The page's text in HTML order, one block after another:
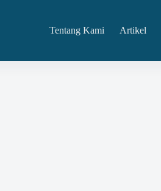
Tentang Kami Artikel